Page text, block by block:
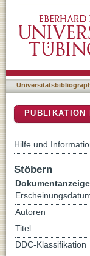
(akinetes)
PUBLIKATION
Hilfe und
Stöbern
Dokumentanzeige
Autoren
Titel
DDC-Klassifikation